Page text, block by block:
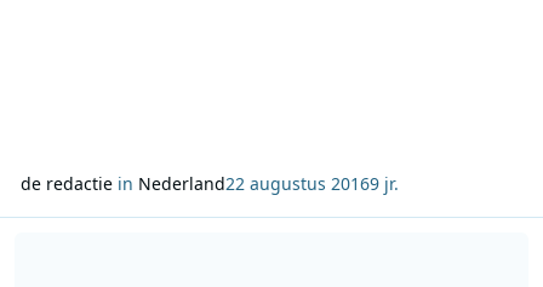
de redactiein Nederland22 augustus 20169 jr.